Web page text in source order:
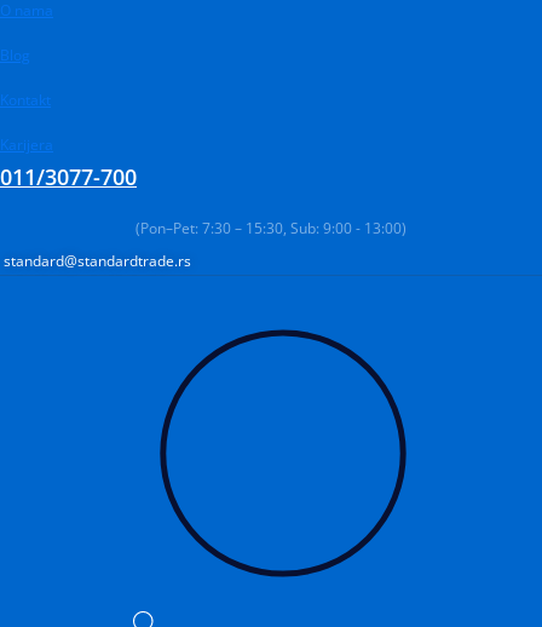
Pređi
sadržaj
O nama
Blog
Kontakt
Karijera
011/3077-700
(Pon–Pet: 7:30 – 15:30, Sub: 9:00 - 13:00)
standard@standardtrade.rs
Products
Products